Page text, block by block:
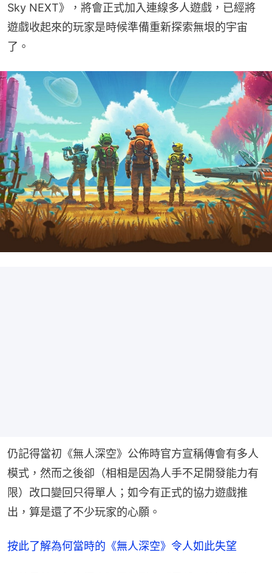
Sky NEXT》，將會正式加入連線多人遊戲，已經將
遊戲收起來的玩家是時候準備重新探索無垠的宇宙
了。
仍記得當初《無人深空》公佈時官方宣稱傳會有多人
模式，然而之後卻（相相是因為人手不足開發能力有
限）改口變回只得單人；如今有正式的協力遊戲推
出，算是還了不少玩家的心願。
按此了解為何當時的《無人深空》令人如此失望